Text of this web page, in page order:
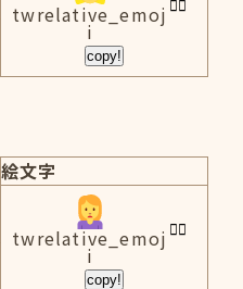
twrelative_emoj
i
copy!
絵文字
twrelative_emoj
i
copy!